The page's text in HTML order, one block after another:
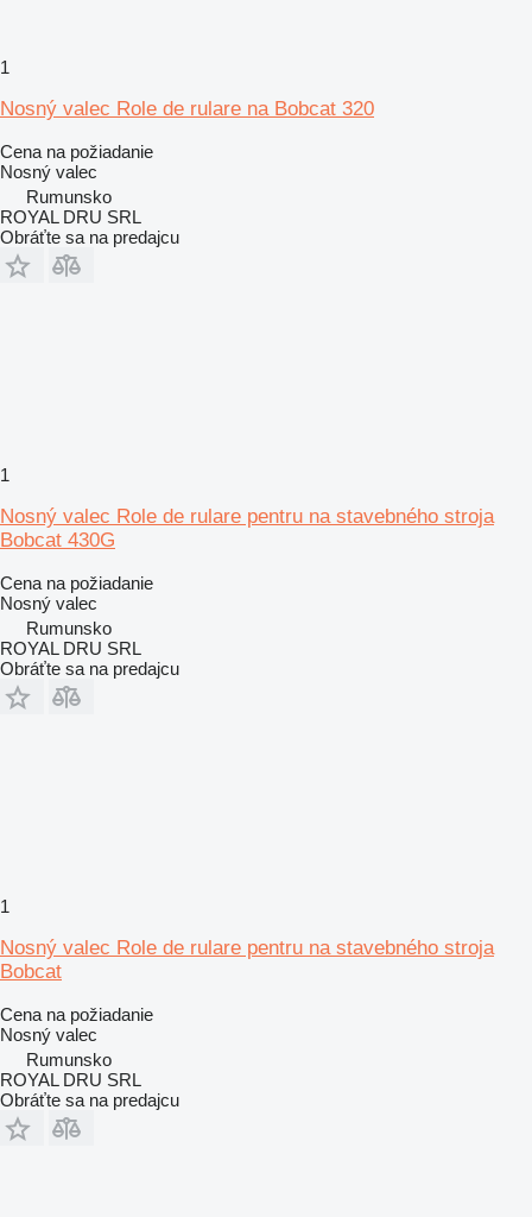
1
Nosný valec Role de rulare na Bobcat 320
Cena na požiadanie
Nosný valec
Rumunsko
ROYAL DRU SRL
Obráťte sa na predajcu
1
Nosný valec Role de rulare pentru na stavebného stroja
Bobcat 430G
Cena na požiadanie
Nosný valec
Rumunsko
ROYAL DRU SRL
Obráťte sa na predajcu
1
Nosný valec Role de rulare pentru na stavebného stroja
Bobcat
Cena na požiadanie
Nosný valec
Rumunsko
ROYAL DRU SRL
Obráťte sa na predajcu